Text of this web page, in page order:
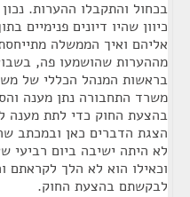
בכחול והתקבלו ההערות.
כיוון שהיו דיונים פנימיים
אליהם ואיך הממשלה
מההערות שהושמעו פה,
בראשות המנהל הכללי של
משרד התחבורה נתן מענה
בהצעת החוק כדי לתת מענה
הצגת הדברים כאן ובמכתב
לא היתה ישיבה ביום רביעי
וכאילו הוא לא הלך לקראתם
לבקשתם בהצעת החוק.